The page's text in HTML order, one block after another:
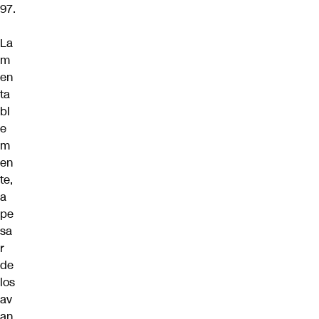
97.
La
m
en
ta
bl
e
m
en
te,
a
pe
sa
r
de
los
av